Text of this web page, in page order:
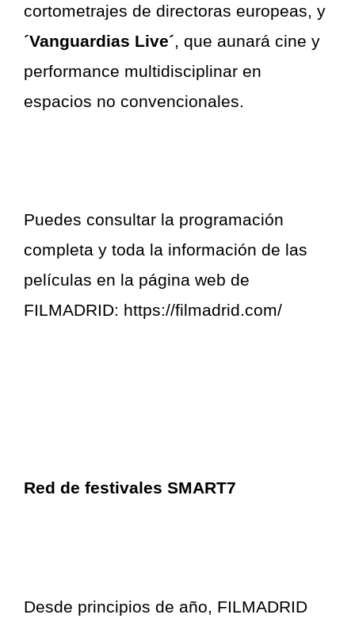
cortometrajes de directoras europeas, y
´Vanguardias Live´ , que aunará cine y
performance multidisciplinar en
espacios no convencionales.
Puedes consultar la programación
completa y toda la información de las
películas en la página web de
FILMADRID: https://filmadrid.com/
Red de festivales SMART7
Desde principios de año, FILMADRID